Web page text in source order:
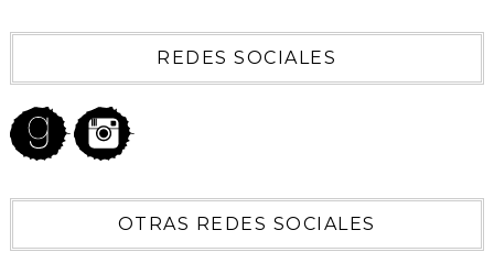
REDES SOCIALES
OTRAS REDES SOCIALES